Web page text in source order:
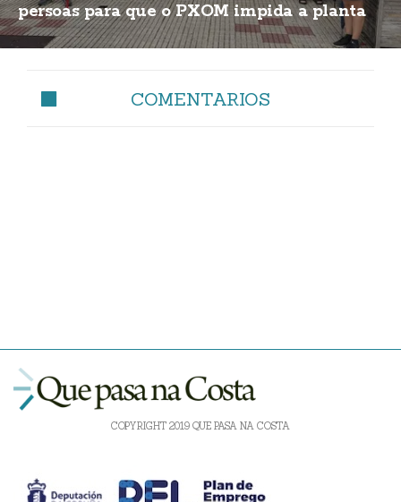
persoas para que o PXOM impida a planta
de biogás
COMENTARIOS
COPYRIGHT 2019 QUE PASA NA COSTA